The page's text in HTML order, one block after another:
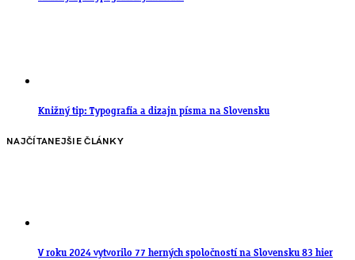
Knižný tip: Typografia a dizajn písma na Slovensku
NAJČÍTANEJŠIE ČLÁNKY
V roku 2024 vytvorilo 77 herných spoločností na Slovensku 83 hier